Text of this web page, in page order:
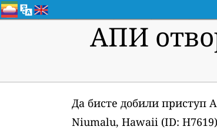
АПИ
Да бисте добили приступ
Niumalu, Hawaii (ID: